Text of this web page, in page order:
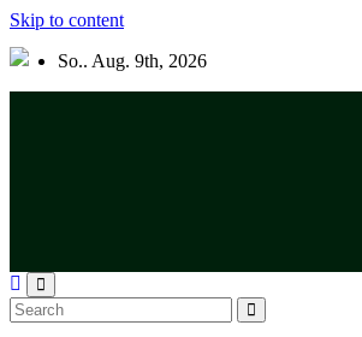
Skip to content
So.. Aug. 9th, 2026